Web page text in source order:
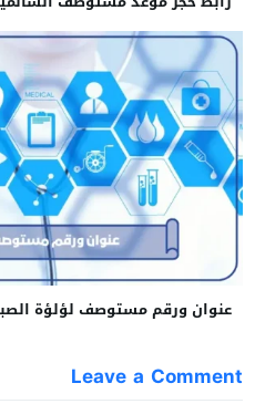
عنوان ورقم مستوصف لؤلؤة الصباح
Leave a Comment